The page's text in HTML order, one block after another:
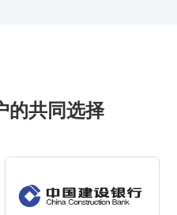
的共同选择